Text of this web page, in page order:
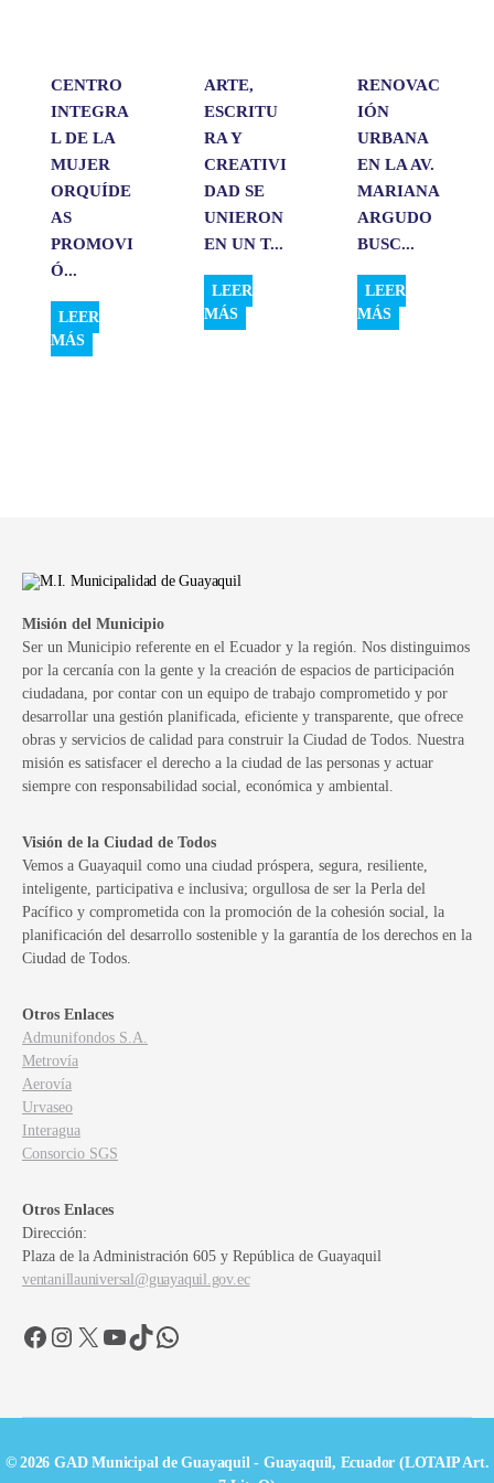
CENTRO
INTEGRA
L DE LA
MUJER
ORQUÍDE
AS
PROMOVI
Ó...
LEER
MÁS
ARTE,
ESCRITU
RA Y
CREATIVI
DAD SE
UNIERON
EN UN T...
LEER
MÁS
RENOVAC
IÓN
URBANA
EN LA AV.
MARIANA
ARGUDO
BUSC...
LEER
MÁS
Misión del Municipio
Ser un Municipio referente en el Ecuador y la región. Nos distinguimos
por la cercanía con la gente y la creación de espacios de participación
ciudadana, por contar con un equipo de trabajo comprometido y por
desarrollar una gestión planificada, eficiente y transparente, que ofrece
obras y servicios de calidad para construir la Ciudad de Todos. Nuestra
misión es satisfacer el derecho a la ciudad de las personas y actuar
siempre con responsabilidad social, económica y ambiental.
Visión de la Ciudad de Todos
Vemos a Guayaquil como una ciudad próspera, segura, resiliente,
inteligente, participativa e inclusiva; orgullosa de ser la Perla del
Pacífico y comprometida con la promoción de la cohesión social, la
planificación del desarrollo sostenible y la garantía de los derechos en la
Ciudad de Todos.
Otros Enlaces
Admunifondos S.A.
Metrovía
Aerovía
Urvaseo
Interagua
Consorcio SGS
Otros Enlaces
Dirección:
Plaza de la Administración 605 y República de Guayaquil
ventanillauniversal@guayaquil.gov.ec
FacebookInstagram
X YouTube
TikTokWhatsApp
© 2026 GAD Municipal de Guayaquil - Guayaquil, Ecuador (LOTAIP Art.